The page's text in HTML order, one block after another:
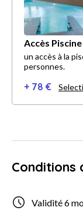
Accès
un accès à la
personnes.
+ 78 €
Conditions
Validité 6